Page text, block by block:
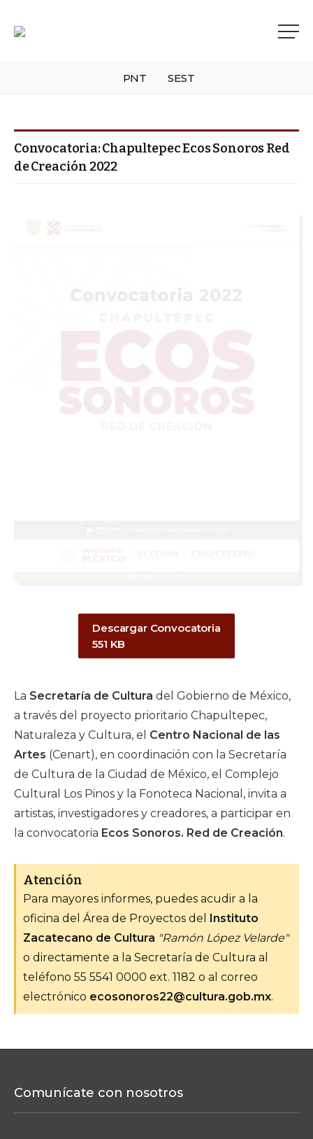
PNT SEST
Convocatoria: Chapultepec Ecos Sonoros Red
de Creación 2022
Descargar Convocatoria
551 KB
La Secretaría de Cultura del Gobierno de México,
a través del proyecto prioritario Chapultepec,
Naturaleza y Cultura, el Centro Nacional de las
Artes (Cenart), en coordinación con la Secretaría
de Cultura de la Ciudad de México, el Complejo
Cultural Los Pinos y la Fonoteca Nacional, invita a
artistas, investigadores y creadores, a participar en
la convocatoria Ecos Sonoros. Red de Creación.
Atención
Para mayores informes, puedes acudir a la
oficina del Área de Proyectos del Instituto
Zacatecano de Cultura "Ramón López Velarde"
o directamente a la Secretaría de Cultura al
teléfono 55 5541 0000 ext. 1182 o al correo
electrónico ecosonoros22@cultura.gob.mx.
Comunícate con nosotros